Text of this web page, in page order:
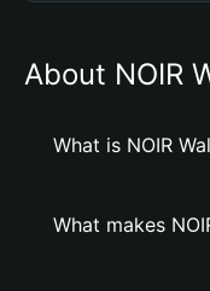
About NOIR
What is NOIR
What makes